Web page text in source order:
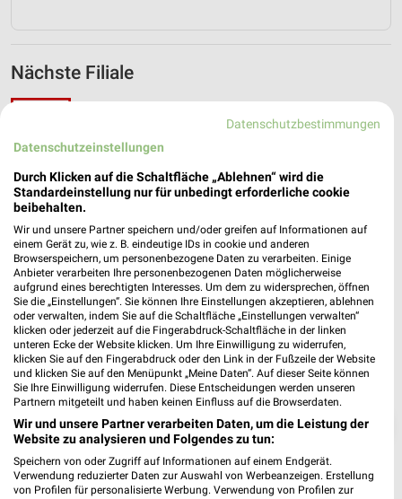
Nächste Filiale
32657 Lemgo
Heute 07:00 - 20:00 Uhr | Geöffnet
❯
Datenschutzbestimmungen
Datenschutzeinstellungen
Durch Klicken auf die Schaltfläche „Ablehnen“ wird die
Standardeinstellung nur für unbedingt erforderliche cookie
beibehalten.
Wir und unsere Partner speichern und/oder greifen auf Informationen auf
einem Gerät zu, wie z. B. eindeutige IDs in cookie und anderen
Browserspeichern, um personenbezogene Daten zu verarbeiten. Einige
Anbieter verarbeiten Ihre personenbezogenen Daten möglicherweise
aufgrund eines berechtigten Interesses. Um dem zu widersprechen, öffnen
Sie die „Einstellungen“. Sie können Ihre Einstellungen akzeptieren, ablehnen
oder verwalten, indem Sie auf die Schaltfläche „Einstellungen verwalten“
klicken oder jederzeit auf die Fingerabdruck-Schaltfläche in der linken
unteren Ecke der Website klicken. Um Ihre Einwilligung zu widerrufen,
klicken Sie auf den Fingerabdruck oder den Link in der Fußzeile der Website
und klicken Sie auf den Menüpunkt „Meine Daten“. Auf dieser Seite können
Sie Ihre Einwilligung widerrufen. Diese Entscheidungen werden unseren
Partnern mitgeteilt und haben keinen Einfluss auf die Browserdaten.
Wir und unsere Partner verarbeiten Daten, um die Leistung der
Website zu analysieren und Folgendes zu tun:
Speichern von oder Zugriff auf Informationen auf einem Endgerät.
Verwendung reduzierter Daten zur Auswahl von Werbeanzeigen. Erstellung
von Profilen für personalisierte Werbung. Verwendung von Profilen zur